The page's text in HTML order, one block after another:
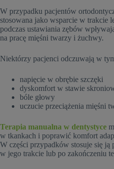
W przypadku pacjentów
stosowana jako wsparcie w trakcie
podczas ustawiania zębów
na pracę mięśni twarzy i żuchwy.
Niektórzy pacjenci odczuwają w
napięcie w obrębie szczęki
dyskomfort w stawie
bóle głowy
uczucie przeciążenia mięśni
Terapia manualna w dentystyce
w tkankach i poprawić komfort
W części przypadków stosuje się ją
w jego trakcie lub po zakończeniu